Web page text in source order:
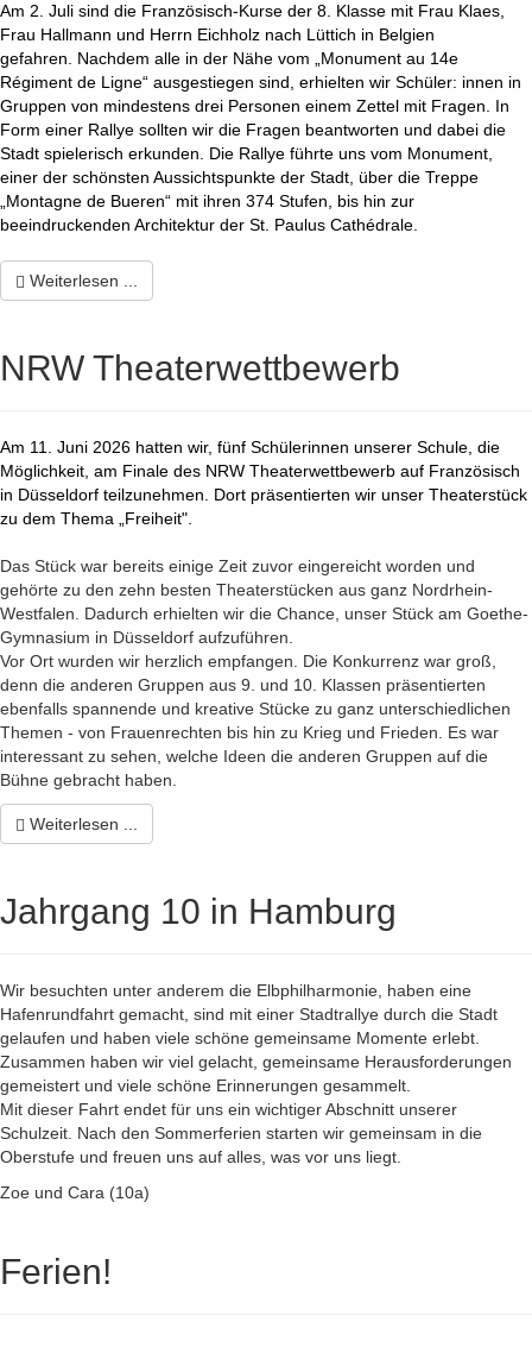
Am 2. Juli sind die Französisch-Kurse der 8. Klasse mit Frau Klaes,
Frau Hallmann und Herrn Eichholz nach Lüttich in Belgien
gefahren. Nachdem alle in der Nähe vom „Monument au 14e
Régiment de Ligne“ ausgestiegen sind, erhielten wir Schüler: innen in
Gruppen von mindestens drei Personen einem Zettel mit Fragen. In
Form einer Rallye sollten wir die Fragen beantworten und dabei die
Stadt spielerisch erkunden. Die Rallye führte uns vom Monument,
einer der schönsten Aussichtspunkte der Stadt, über die Treppe
„Montagne de Bueren“ mit ihren 374 Stufen, bis hin zur
beeindruckenden Architektur der St. Paulus Cathédrale.
Weiterlesen ...
NRW Theaterwettbewerb
Am 11. Juni 2026 hatten wir, fünf Schülerinnen unserer Schule, die
Möglichkeit, am Finale des NRW Theaterwettbewerb auf Französisch
in Düsseldorf teilzunehmen. Dort präsentierten wir unser Theaterstück
zu dem Thema „Freiheit".
Das Stück war bereits einige Zeit zuvor eingereicht worden und
gehörte zu den zehn besten Theaterstücken aus ganz Nordrhein-
Westfalen. Dadurch erhielten wir die Chance, unser Stück am Goethe-
Gymnasium in Düsseldorf aufzuführen.
Vor Ort wurden wir herzlich empfangen. Die Konkurrenz war groß,
denn die anderen Gruppen aus 9. und 10. Klassen präsentierten
ebenfalls spannende und kreative Stücke zu ganz unterschiedlichen
Themen - von Frauenrechten bis hin zu Krieg und Frieden. Es war
interessant zu sehen, welche Ideen die anderen Gruppen auf die
Bühne gebracht haben.
Weiterlesen ...
Jahrgang 10 in Hamburg
Wir besuchten unter anderem die Elbphilharmonie, haben eine
Hafenrundfahrt gemacht, sind mit einer Stadtrallye durch die Stadt
gelaufen und haben viele schöne gemeinsame Momente erlebt.
Zusammen haben wir viel gelacht, gemeinsame Herausforderungen
gemeistert und viele schöne Erinnerungen gesammelt.
Mit dieser Fahrt endet für uns ein wichtiger Abschnitt unserer
Schulzeit. Nach den Sommerferien starten wir gemeinsam in die
Oberstufe und freuen uns auf alles, was vor uns liegt.
Zoe und Cara (10a)
Ferien!